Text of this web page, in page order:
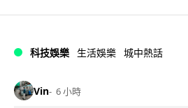
科技娛樂 生活娛樂 城中熱話
Vin 6 小時